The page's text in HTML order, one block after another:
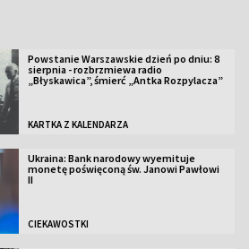
Powstanie Warszawskie dzień po dniu: 8
sierpnia - rozbrzmiewa radio
„Błyskawica”, śmierć „Antka Rozpylacza”
KARTKA Z KALENDARZA
Ukraina: Bank narodowy wyemituje
monetę poświęconą św. Janowi Pawłowi
II
CIEKAWOSTKI